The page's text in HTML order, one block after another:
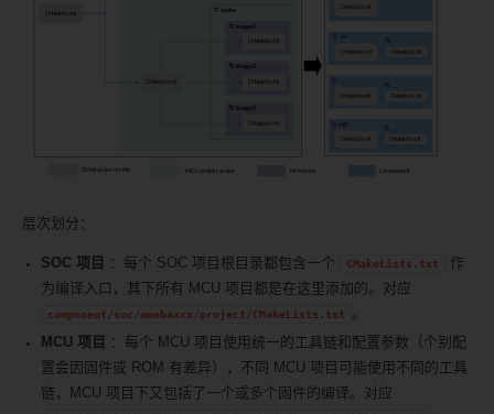
层次划分：
SOC 项目 ：每个 SOC 项目根目录都包含一个 CMakeLists.txt
作
为编译入口，其下所有 MCU 项目都是在这里添加的。对应
component/soc/amebaxxx/project/CMakeLists.txt
。
MCU 项目
：每个 MCU 项目使用统一的工具链和配置参数（个别配
置会因固件或 ROM 有差异），不同 MCU 项目可能使用不同的工具
链，MCU 项目下又包括了一个或多个固件的编译。对应